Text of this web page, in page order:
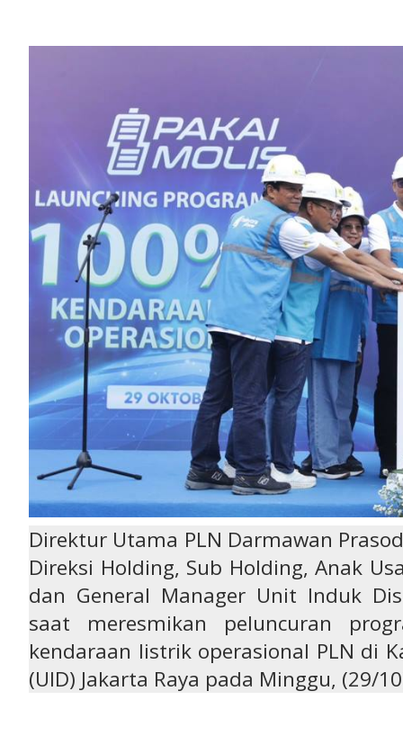
Direktur Utama PLN Darmawan
Direksi Holding, Sub Holding, Anak
dan General Manager Unit Induk
saat meresmikan peluncuran
kendaraan listrik operasional PLN di
(UID) Jakarta Raya pada Minggu, (29/